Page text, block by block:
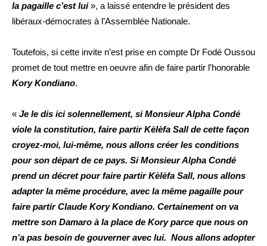
la pagaille c’est lui», a laissé entendre le président des
libéraux-démocrates à l’Assemblée Nationale.
Toutefois, si cette invite n’est prise en compte Dr Fodé Oussou
promet de tout mettre en oeuvre afin de faire partir l’honorable
Kory Kondiano.
« Je le dis ici solennellement, si Monsieur Alpha Condé
viole la constitution, faire partir Kèlèfa Sall de cette façon
croyez-moi, lui-même, nous allons créer les conditions
pour son départ de ce pays. Si Monsieur Alpha Condé
prend un décret pour faire partir Kèlèfa Sall, nous allons
adapter la même procédure, avec la même pagaille pour
faire partir Claude Kory Kondiano. Certainement on va
mettre son Damaro à la place de Kory parce que nous on
n’a pas besoin de gouverner avec lui. Nous allons adopter